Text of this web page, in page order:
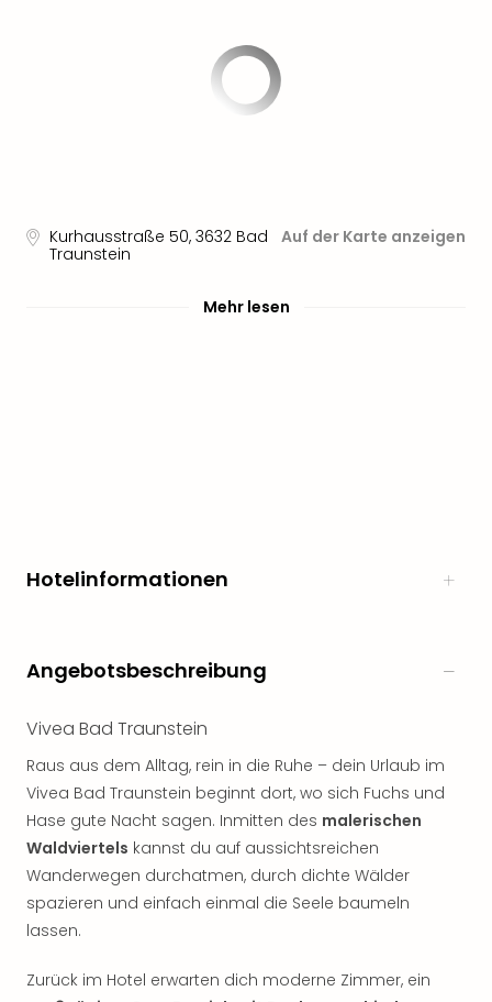
Kurhausstraße 50, 3632 Bad
Traunstein
Auf der Karte anzeigen
Mehr lesen
Hotelinformationen
Angebotsbeschreibung
Vivea Bad Traunstein
Raus aus dem Alltag, rein in die Ruhe – dein Urlaub im
Vivea Bad Traunstein beginnt dort, wo sich Fuchs und
Hase gute Nacht sagen. Inmitten des malerischen
Waldviertels kannst du auf aussichtsreichen
Wanderwegen durchatmen, durch dichte Wälder
spazieren und einfach einmal die Seele baumeln
lassen.
Zurück im Hotel erwarten dich moderne Zimmer, ein